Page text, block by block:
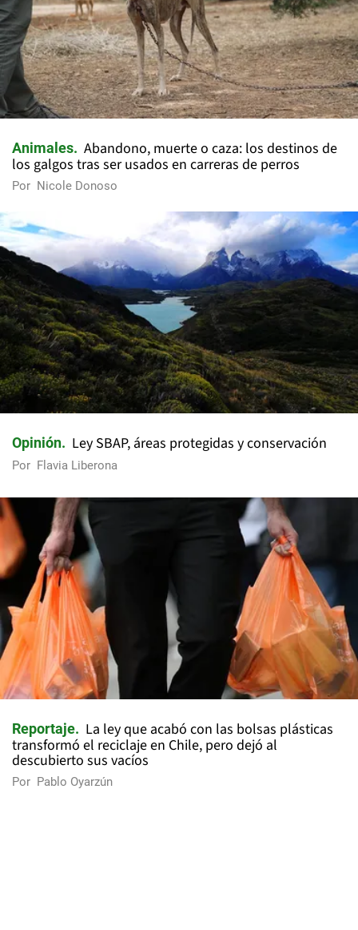
Animales
Abandono, muerte o caza: los destinos de
los galgos tras ser usados en carreras de perros
Por Nicole Donoso
Opinión Ley SBAP, áreas protegidas y conservación
Por Flavia Liberona
Reportaje
La ley que acabó con las bolsas plásticas
transformó el reciclaje en Chile, pero dejó al
descubierto sus vacíos
Por Pablo Oyarzún